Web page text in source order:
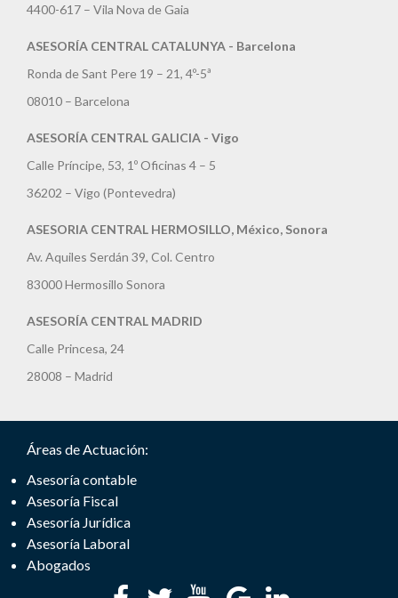
4400-617 – Vila Nova de Gaia
ASESORÍA CENTRAL CATALUNYA - Barcelona
Ronda de Sant Pere 19 – 21, 4º-5ª
08010 – Barcelona
ASESORÍA CENTRAL GALICIA - Vigo
Calle Príncipe, 53, 1º Oficinas 4 – 5
36202 – Vigo (Pontevedra)
ASESORIA CENTRAL HERMOSILLO, México, Sonora
Av. Aquiles Serdán 39, Col. Centro
83000 Hermosillo Sonora
ASESORÍA CENTRAL MADRID
Calle Princesa, 24
28008 – Madrid
Áreas de Actuación:
Asesoría contable
Asesoría Fiscal
Asesoría Jurídica
Asesoría Laboral
Abogados